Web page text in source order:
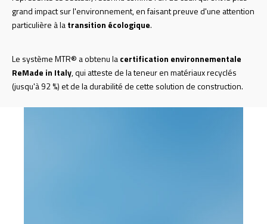
grand impact sur l'environnement, en faisant preuve d'une attention
particulière à latransition écologique.
Le système MTR® a obtenu lacertification environnementale
ReMade in Italy, qui atteste de la teneur en matériaux recyclés
(jusqu'à 92 %) et de la durabilité de cette solution de construction.